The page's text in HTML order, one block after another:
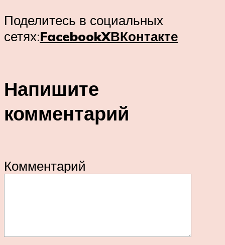
Поделитесь в социальных
сетях:FacebookXВКонтакте
Напишите
комментарий
Комментарий